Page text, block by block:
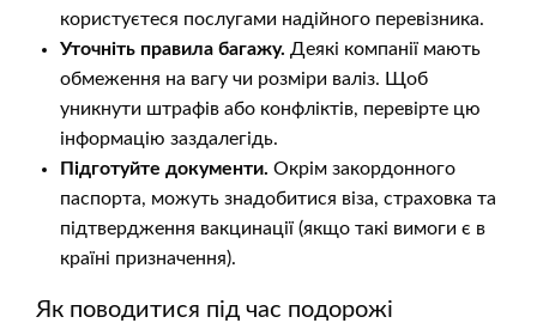
користуєтеся послугами надійного перевізника.
Уточніть правила багажу. Деякі компанії мають
обмеження на вагу чи розміри валіз. Щоб
уникнути штрафів або конфліктів, перевірте цю
інформацію заздалегідь.
Підготуйте документи. Окрім закордонного
паспорта, можуть знадобитися віза, страховка та
підтвердження вакцинації (якщо такі вимоги є в
країні призначення).
Як поводитися під час подорожі